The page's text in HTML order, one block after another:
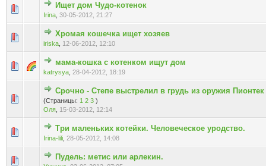
Ищет дом Чудо-котенок
Irina 30-05-2012, 21:27
Голосов: 0 - Средняя оценка: 0 из 5
12345
Хромая кошечка ищет хозяев
iriska 12-06-2012, 12:10
Голосов: 0 - Средняя оценка: 0 из 5
12345
мама-кошка с котенком ищут дом
katrysya 28-04-2012, 18:19
Голосов: 0 - Средняя оценка: 0 из 5
12345
Срочно - Степе выстрелил в грудь из оружия
(Страницы: 1 2 3 )
Оля 15-03-2012, 12:14
Голосов: 0 - Средняя оценка: 0 из 5
Три маленьких котейки. Человеческое уродство.
Irina-lili 28-05-2012, 14:08
Голосов: 0 - Средняя оценка: 0 из 5
12345
Пудель: метис или арлекин.
Голосов: 0 - Средняя оценка: 0 из 5
12345